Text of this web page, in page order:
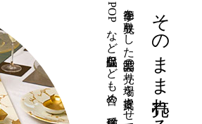
そのまま売れる売り場提案型